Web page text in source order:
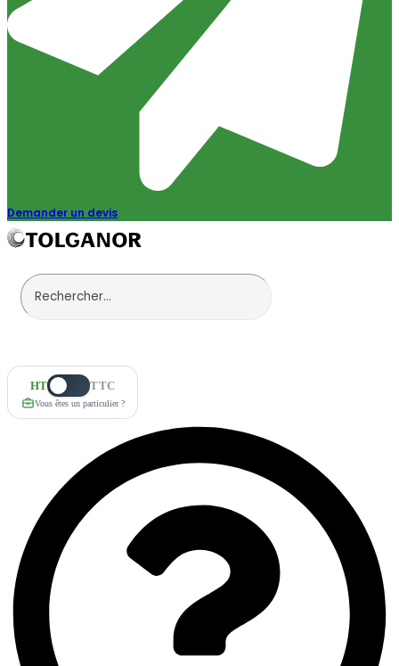
Demander un devis
HT TTC
Vous êtes un particulier ?